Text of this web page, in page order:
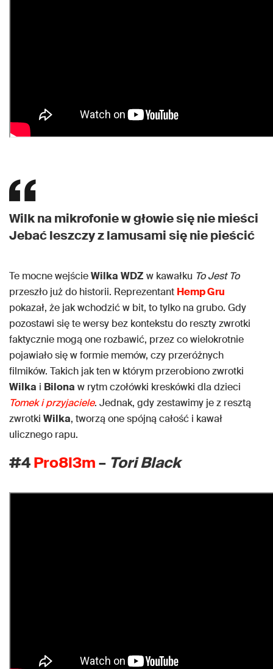
Wilk na mikrofonie w głowie się nie mieści
Jebać leszczy z lamusami się nie pieścić
Te mocne wejścieWilka WDZ w kawałku To Jest To
przeszło już do historii. Reprezentant Hemp Gru
pokazał, że jak wchodzić w bit, to tylko na grubo. Gdy
pozostawi się te wersy bez kontekstu do reszty zwrotki
faktycznie mogą one rozbawić, przez co wielokrotnie
pojawiało się w formie memów, czy przeróżnych
filmików. Takich jak ten w którym przerobiono zwrotki
Wilka i Bilona w rytm czołówki kreskówki dla dzieci
Tomek i przyjaciele. Jednak, gdy zestawimy je z resztą
zwrotki Wilka, tworzą one spójną całość i kawał
ulicznego rapu.
#4Pro8l3m– Tori Black